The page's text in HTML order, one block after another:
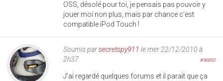
OSS, désolé pour toi, je pensais pas pouvoir y
jouer moi non plus, mais par chance c'est
compatible iPod Touch !
Soumis parsecretspy911 le mer 22/12/2010 à
2h37
#96850
J'ai regardé quelques forums et il parait que ça